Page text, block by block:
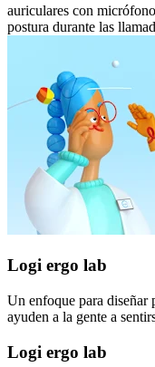
auriculares con
postura durante las
Logi ergo lab
Un enfoque para diseñar
ayuden a la gente a
Logi ergo lab